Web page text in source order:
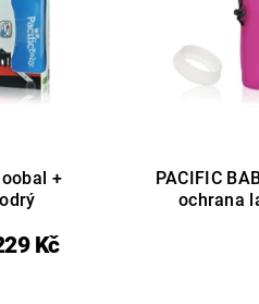
+
Kč
PACIFIC
ochrana